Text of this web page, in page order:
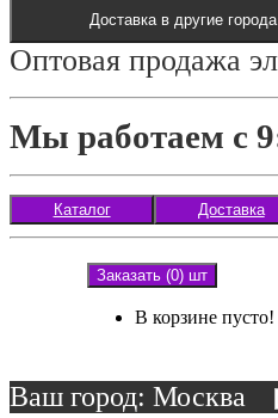
Доставка в другие города
Оптовая продажа
Мы работаем с
Каталог Доставка
Заказать (0) шт
В корзине пусто!
Ваш город: Москва